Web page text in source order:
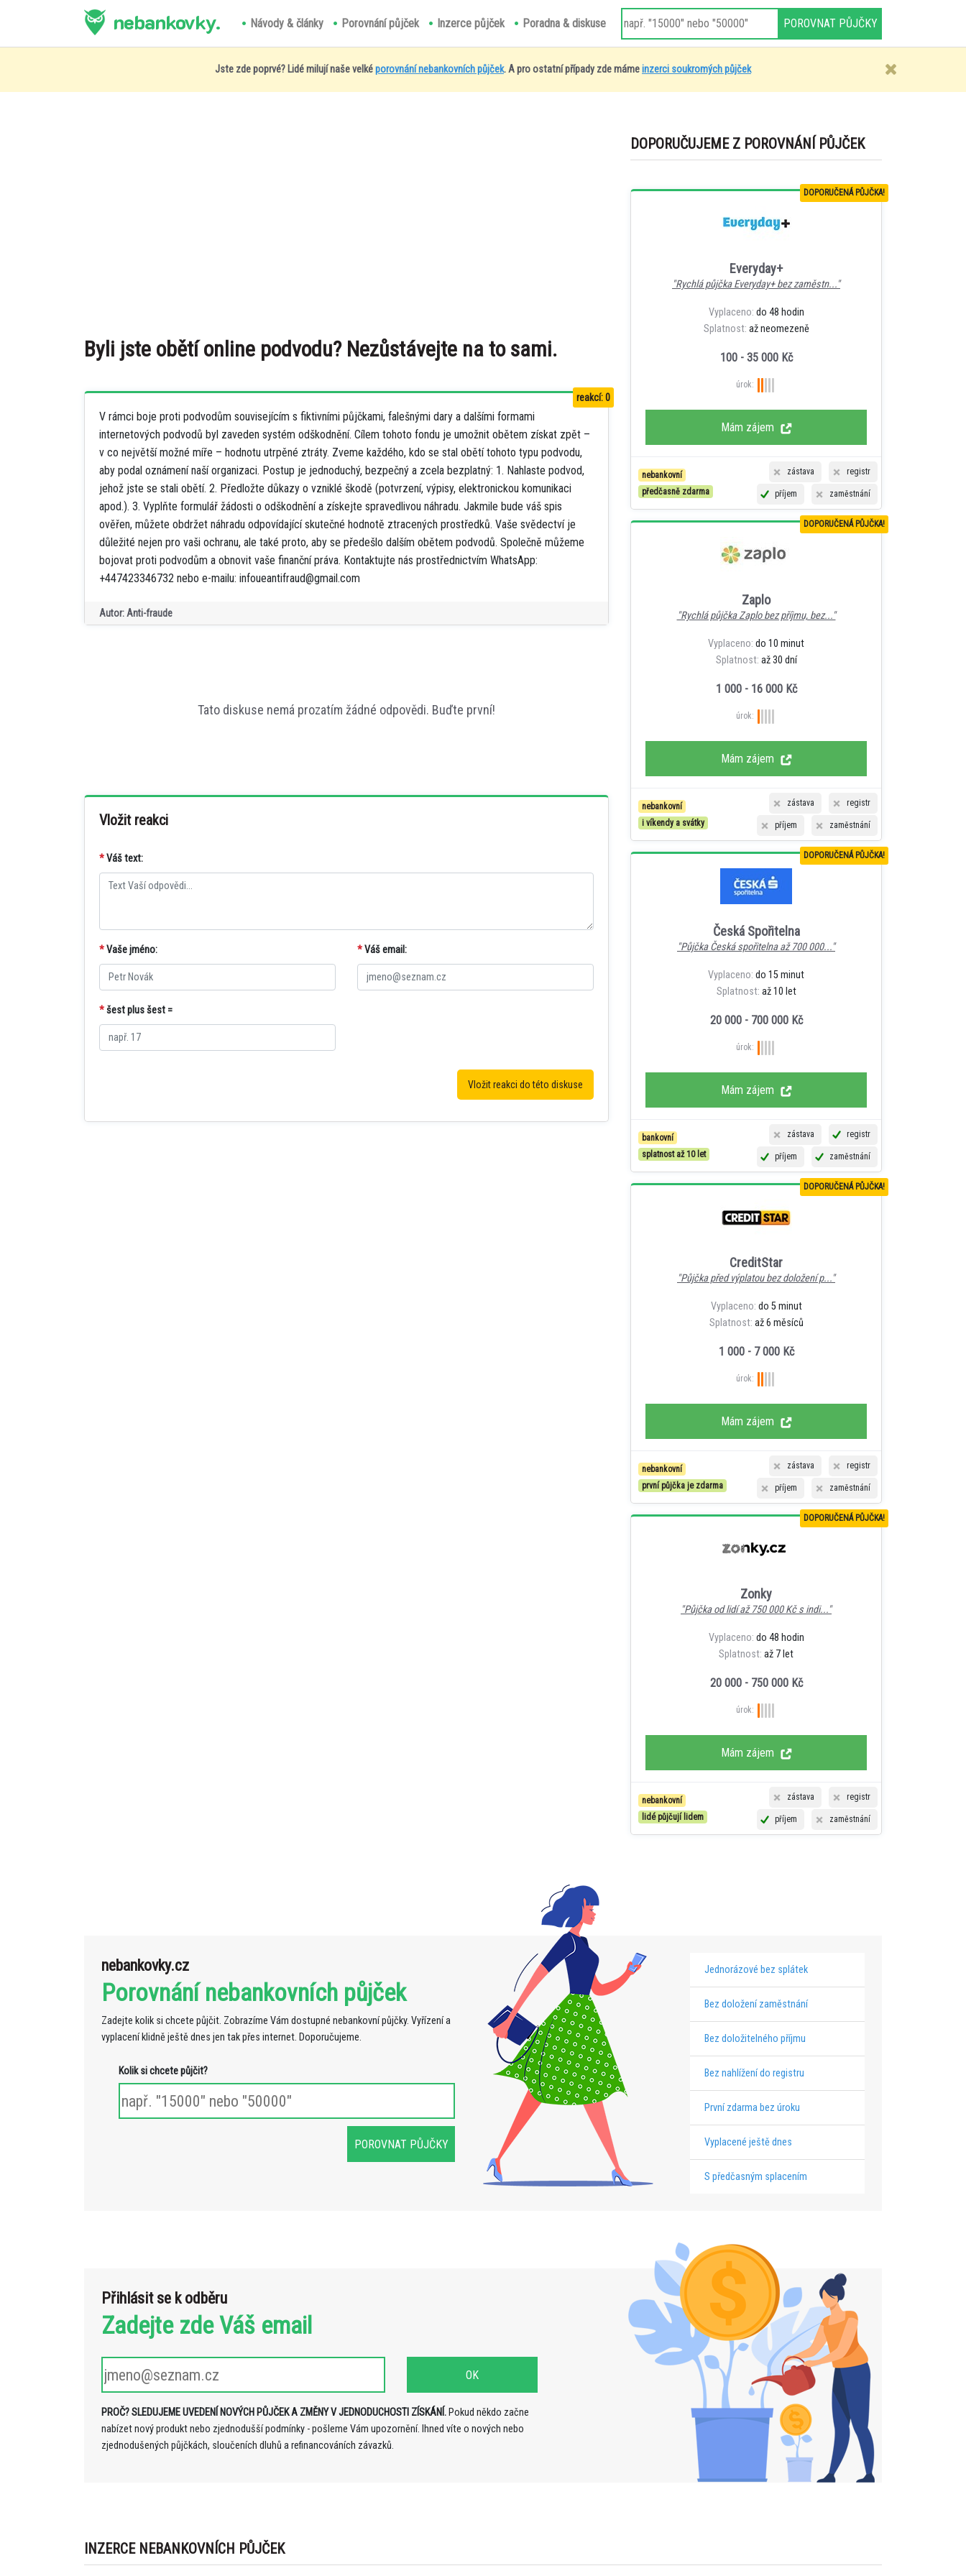
nebankovky. Návody & články Porovnání půjček Inzerce půjček Poradna & diskuse
Jste zde poprvé? Lidé milují naše velképorovnání nebankovních půjček. A pro ostatní případy zde mámeinzerci soukromých půjček
Byli jste obětí online podvodu? Nezůstávejte na to sami.
V rámci boje proti podvodům souvisejícím s fiktivními půjčkami, falešnými dary a dalšími formami
internetových podvodů byl zaveden systém odškodnění. Cílem tohoto fondu je umožnit obětem získat zpět –
v co největší možné míře – hodnotu utrpěné ztráty. Zveme každého, kdo se stal obětí tohoto typu podvodu,
aby podal oznámení naší organizaci. Postup je jednoduchý, bezpečný a zcela bezplatný: 1. Nahlaste podvod,
jehož jste se stali obětí. 2. Předložte důkazy o vzniklé škodě (potvrzení, výpisy, elektronickou komunikaci
apod.). 3. Vyplňte formulář žádosti o odškodnění a získejte spravedlivou náhradu. Jakmile bude váš spis
ověřen, můžete obdržet náhradu odpovídající skutečné hodnotě ztracených prostředků. Vaše svědectví je
důležité nejen pro vaši ochranu, ale také proto, aby se předešlo dalším obětem podvodů. Společně můžeme
bojovat proti podvodům a obnovit vaše finanční práva. Kontaktujte nás prostřednictvím WhatsApp:
+447423346732 nebo e-mailu: infoueantifraud@gmail.com
Autor: Anti-fraude
reakcí: 0
Tato diskuse nemá prozatím žádné odpovědi. Buďte první!
Vložit reakci
*Váš text:
*Vaše jméno: *Váš email:
*šest plus šest =
DOPORUČUJEME Z POROVNÁNÍ PŮJČEK
DOPORUČENÁ PŮJČKA!
Everyday+
"Rychlá půjčka Everyday+ bez zaměstn..."
Vyplaceno: do 48 hodin
Splatnost: až neomezeně
100 - 35 000 Kč
úrok:
Mám zájem
nebankovní
předčasně zdarma
registr
zástava
zaměstnání
příjem
DOPORUČENÁ PŮJČKA!
Zaplo
"Rychlá půjčka Zaplo bez příjmu, bez..."
Vyplaceno: do 10 minut
Splatnost: až 30 dní
1 000 - 16 000 Kč
úrok:
Mám zájem
nebankovní
i víkendy a svátky
registr
zástava
zaměstnání
příjem
DOPORUČENÁ PŮJČKA!
Česká Spořitelna
"Půjčka Česká spořitelna až 700 000..."
Vyplaceno: do 15 minut
Splatnost: až 10 let
20 000 - 700 000 Kč
úrok:
Mám zájem
bankovní
splatnost až 10 let
registr
zástava
zaměstnání
příjem
DOPORUČENÁ PŮJČKA!
CreditStar
"Půjčka před výplatou bez doložení p..."
Vyplaceno: do 5 minut
Splatnost: až 6 měsíců
1 000 - 7 000 Kč
úrok:
Mám zájem
nebankovní
první půjčka je zdarma
registr
zástava
zaměstnání
příjem
DOPORUČENÁ PŮJČKA!
Zonky
"Půjčka od lidí až 750 000 Kč s indi..."
Vyplaceno: do 48 hodin
Splatnost: až 7 let
20 000 - 750 000 Kč
úrok:
Mám zájem
nebankovní
lidé půjčují lidem
registr
zástava
zaměstnání
příjem
nebankovky.cz
Porovnání nebankovních půjček
Zadejte kolik si chcete půjčit. Zobrazíme Vám dostupné nebankovní půjčky. Vyřízení a
vyplacení klidně ještě dnes jen tak přes internet. Doporučujeme.
Kolik si chcete půjčit?
Jednorázové bez splátek
Bez doložení zaměstnání
Bez doložitelného příjmu
Bez nahlížení do registru
První zdarma bez úroku
Vyplacené ještě dnes
S předčasným splacením
Přihlásit se k odběru
Zadejte zde Váš email
PROČ? SLEDUJEME UVEDENÍ NOVÝCH PŮJČEK A ZMĚNY V JEDNODUCHOSTI ZÍSKÁNÍ. Pokud někdo začne
nabízet nový produkt nebo zjednodušší podmínky - pošleme Vám upozornění. Ihned víte o nových nebo
zjednodušených půjčkách, sloučeních dluhů a refinancováních závazků.
INZERCE NEBANKOVNÍCH PŮJČEK